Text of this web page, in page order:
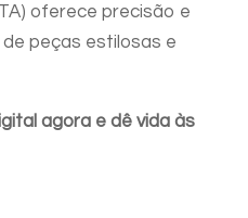
oferece precisão e
peças estilosas e
agora e dê vida às